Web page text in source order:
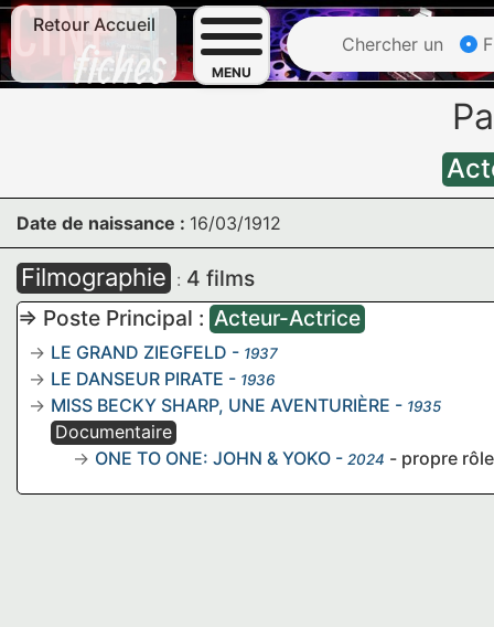
Retour Accueil
MENU
Chercher un
Date de naissance : 16/03/1912
Filmographie : 4 films
=> Poste Principal : Acteur-Actrice
LE GRAND ZIEGFELD - 1937
LE DANSEUR PIRATE - 1936
MISS BECKY SHARP, UNE AVENTURIÈRE - 1935
Documentaire
ONE TO ONE: JOHN & YOKO - 2024 - propre